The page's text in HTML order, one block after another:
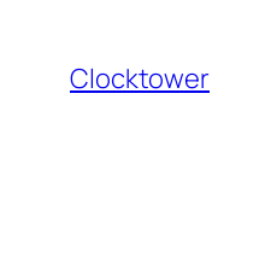
Inhalt
springen
Clocktower